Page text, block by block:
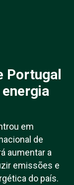
Portugal
em
de
aumentar a
emissões e
do país.